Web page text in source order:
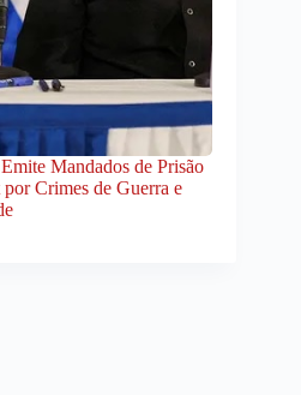
Mandados de Prisão
Crimes de Guerra e